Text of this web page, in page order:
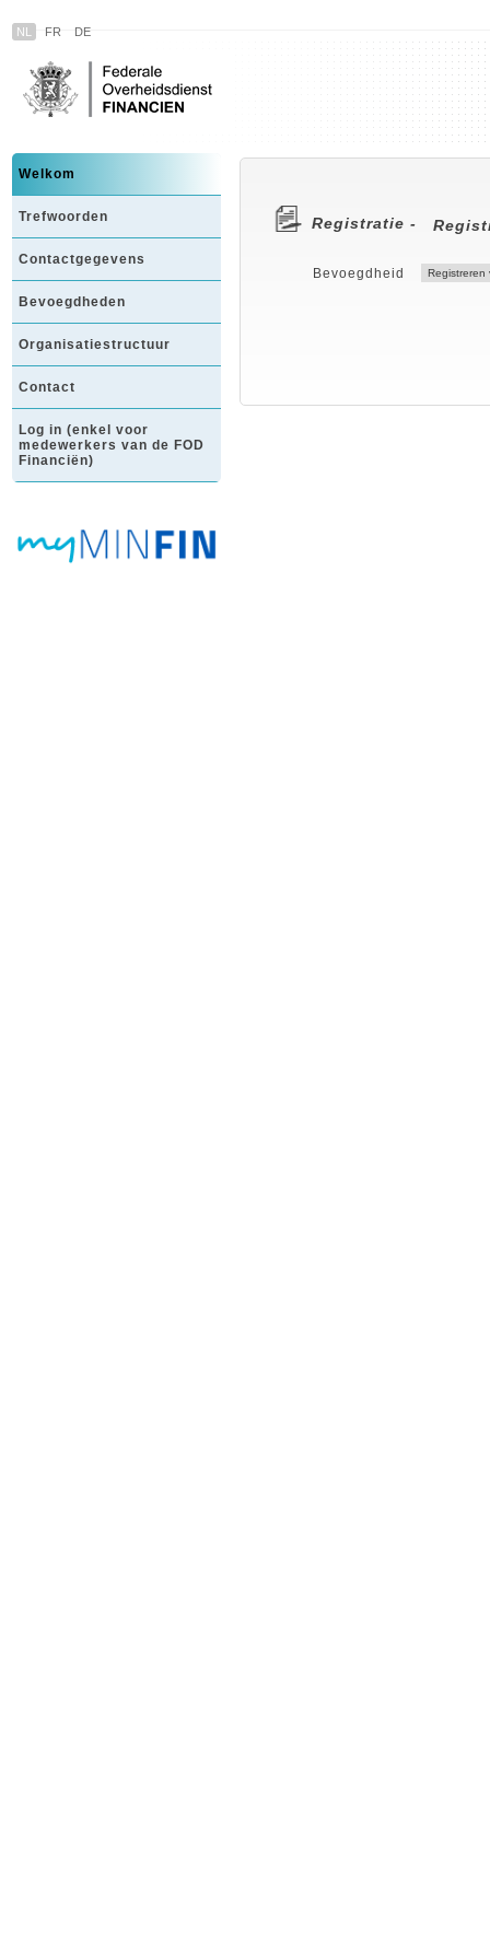
NL FR DE
Welkom
Trefwoorden
Contactgegevens
Bevoegdheden
Organisatiestructuur
Contact
Log in (enkel voor
medewerkers van de FOD
Financiën)
Registratie -
Bevoegdheid